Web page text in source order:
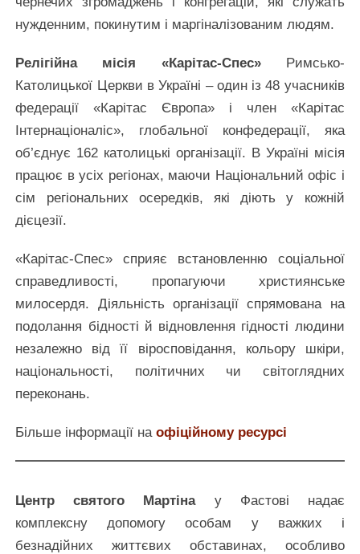
нужденним, покинутим і маргіналізованим людям.
Релігійна місія «Карітас-Спес»Римсько-
Католицької Церкви в Україні – один із 48 учасників
федерації «Карітас Європа» і член «Карітас
Інтернаціоналіс», глобальної конфедерації, яка
об’єднує 162 католицькі організації. В Україні місія
працює в усіх регіонах, маючи Національний офіс і
сім регіональних осередків, які діють у кожній
дієцезії.
«Карітас-Спес» сприяє встановленню соціальної
справедливості, пропагуючи християнське
милосердя. Діяльність організації спрямована на
подолання бідності й відновлення гідності людини
незалежно від її віросповідання, кольору шкіри,
національності, політичних чи світоглядних
переконань.
Більше інформації наофіційному ресурсі
Центр святого Мартіна у Фастові надає
комплексну допомогу особам у важких і
безнадійних життєвих обставинах, особливо